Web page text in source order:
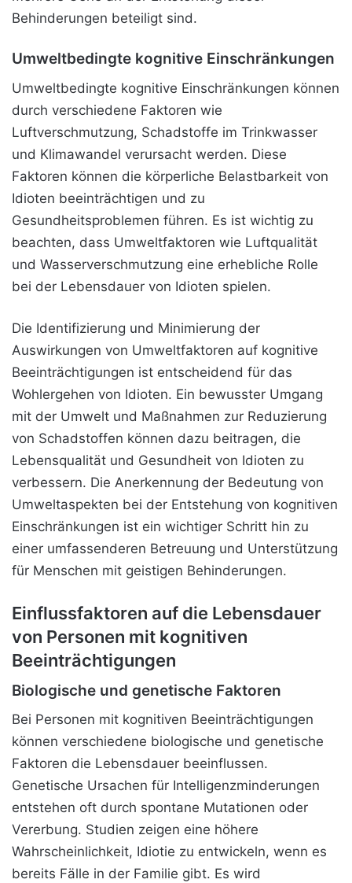
Behinderungen beteiligt sind.
Umweltbedingte kognitive Einschränkungen
Umweltbedingte kognitive Einschränkungen können
durch verschiedene Faktoren wie
Luftverschmutzung, Schadstoffe im Trinkwasser
und Klimawandel verursacht werden. Diese
Faktoren können die körperliche Belastbarkeit von
Idioten beeinträchtigen und zu
Gesundheitsproblemen führen. Es ist wichtig zu
beachten, dass Umweltfaktoren wie Luftqualität
und Wasserverschmutzung eine erhebliche Rolle
bei der Lebensdauer von Idioten spielen.
Die Identifizierung und Minimierung der
Auswirkungen von Umweltfaktoren auf kognitive
Beeinträchtigungen ist entscheidend für das
Wohlergehen von Idioten. Ein bewusster Umgang
mit der Umwelt und Maßnahmen zur Reduzierung
von Schadstoffen können dazu beitragen, die
Lebensqualität und Gesundheit von Idioten zu
verbessern. Die Anerkennung der Bedeutung von
Umweltaspekten bei der Entstehung von kognitiven
Einschränkungen ist ein wichtiger Schritt hin zu
einer umfassenderen Betreuung und Unterstützung
für Menschen mit geistigen Behinderungen.
Einflussfaktoren auf die Lebensdauer
von Personen mit kognitiven
Beeinträchtigungen
Biologische und genetische Faktoren
Bei Personen mit kognitiven Beeinträchtigungen
können verschiedene biologische und genetische
Faktoren die Lebensdauer beeinflussen.
Genetische Ursachen für Intelligenzminderungen
entstehen oft durch spontane Mutationen oder
Vererbung. Studien zeigen eine höhere
Wahrscheinlichkeit, Idiotie zu entwickeln, wenn es
bereits Fälle in der Familie gibt. Es wird